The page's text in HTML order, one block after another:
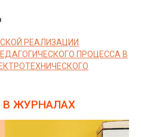
РЕАЛИЗАЦИИ
ПРОЦЕССА В
В ЖУРНАЛАХ